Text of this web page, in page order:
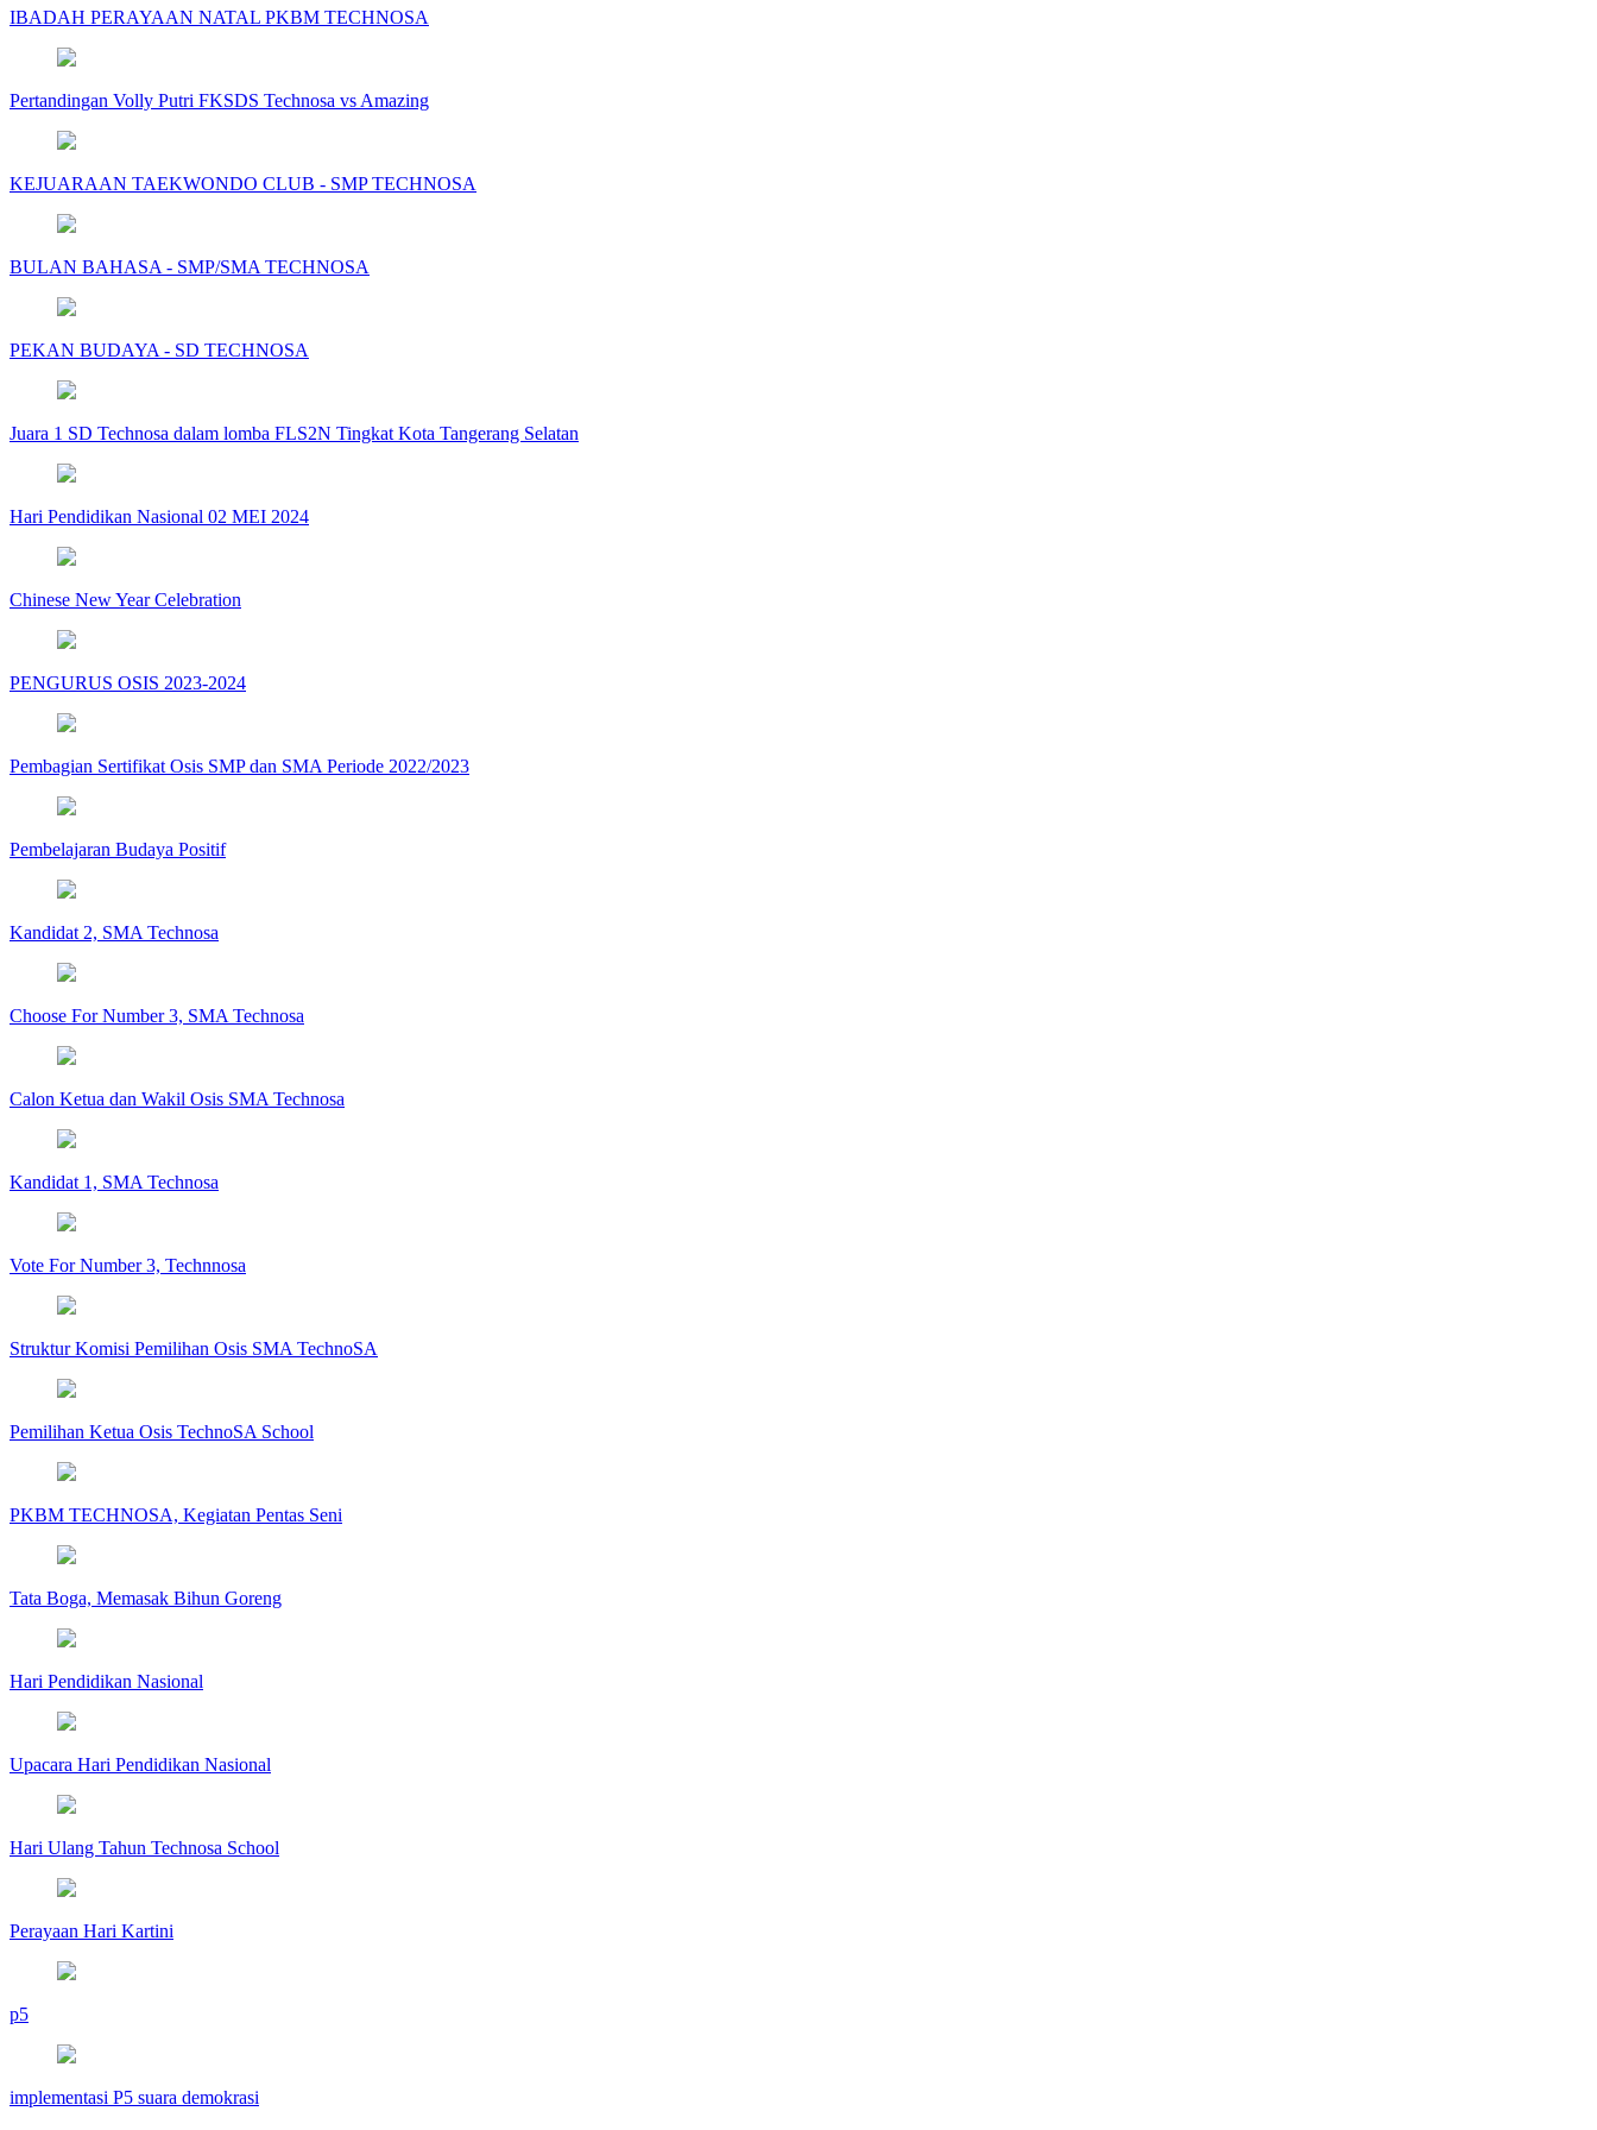
IBADAH PERAYAAN NATAL PKBM TECHNOSA
Pertandingan Volly Putri FKSDS Technosa vs Amazing
KEJUARAAN TAEKWONDO CLUB - SMP TECHNOSA
BULAN BAHASA - SMP/SMA TECHNOSA
PEKAN BUDAYA - SD TECHNOSA
Juara 1 SD Technosa dalam lomba FLS2N Tingkat Kota Tangerang Selatan
Hari Pendidikan Nasional 02 MEI 2024
Chinese New Year Celebration
PENGURUS OSIS 2023-2024
Pembagian Sertifikat Osis SMP dan SMA Periode 2022/2023
Pembelajaran Budaya Positif
Kandidat 2, SMA Technosa
Choose For Number 3, SMA Technosa
Calon Ketua dan Wakil Osis SMA Technosa
Kandidat 1, SMA Technosa
Vote For Number 3, Technnosa
Struktur Komisi Pemilihan Osis SMA TechnoSA
Pemilihan Ketua Osis TechnoSA School
PKBM TECHNOSA, Kegiatan Pentas Seni
Tata Boga, Memasak Bihun Goreng
Hari Pendidikan Nasional
Upacara Hari Pendidikan Nasional
Hari Ulang Tahun Technosa School
Perayaan Hari Kartini
p5
implementasi P5 suara demokrasi